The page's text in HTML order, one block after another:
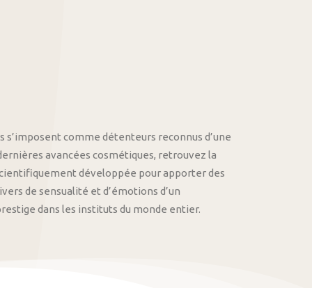
s’imposent comme détenteurs reconnus d’une
avancées cosmétiques, retrouvez la
développée pour apporter des
de sensualité et d’émotions d’un
dans les instituts du monde entier.